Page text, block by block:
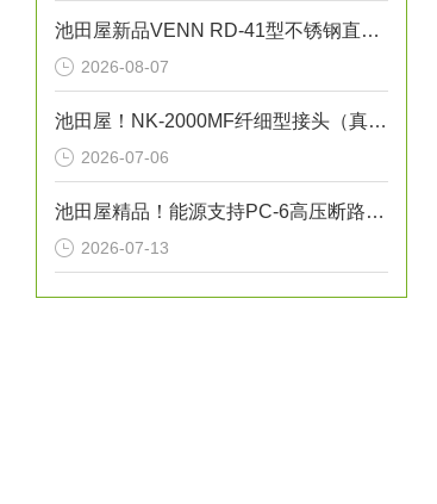
池田屋新品VENN RD-41型不锈钢直动式蒸汽减压阀RD41-D-M25正式发布
2026-08-07
池田屋！NK-2000MF纤细型接头（真空法兰）金属软管技术
2026-07-06
池田屋精品！能源支持PC-6高压断路器技术参数
2026-07-13